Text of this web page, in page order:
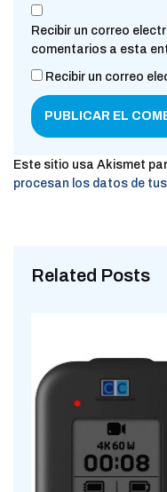
Recibir un correo
comentarios a esta
Recibir un correo
Este sitio usa Akismet
procesan los datos de
Related Posts